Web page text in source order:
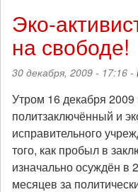
Мишуткина
отменён
-
требуется
сбор
денег
Эко-
на свободе!
30 декабря, 2009 - 17:16 -
Утром 16 декабря
политзаключённый и
исправительного
того, как пробыл в
изначально осуждён в
месяцев за